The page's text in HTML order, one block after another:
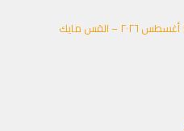
خدمة الكنيسة المباشر يوم الأحد ٢ أغسطس ٢٠٢٦ – القس مايك